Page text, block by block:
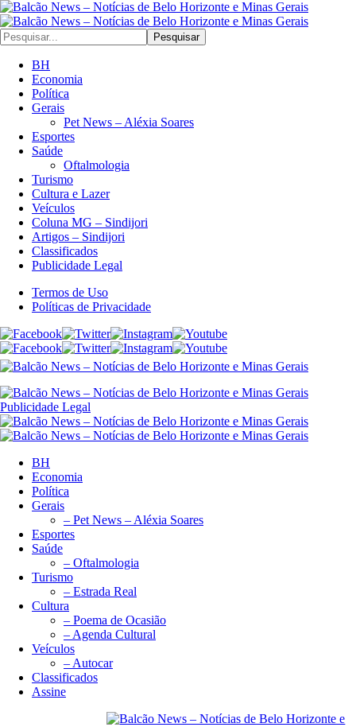
Pesquisar
BH
Economia
Política
Gerais
Pet News – Aléxia Soares
Esportes
Saúde
Oftalmologia
Turismo
Cultura e Lazer
Veículos
Coluna MG – Sindijori
Artigos – Sindijori
Classificados
Publicidade Legal
Termos de Uso
Políticas de Privacidade
Publicidade Legal
BH
Economia
Política
Gerais
– Pet News – Aléxia Soares
Esportes
Saúde
– Oftalmologia
Turismo
– Estrada Real
Cultura
– Poema de Ocasião
– Agenda Cultural
Veículos
– Autocar
Classificados
Assine